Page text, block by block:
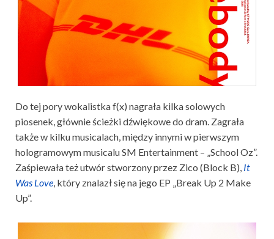
Do tej pory wokalistka f(x) nagrała kilka solowych
piosenek, głównie ścieżki dźwiękowe do dram. Zagrała
także w kilku musicalach, między innymi w pierwszym
hologramowym musicalu SM Entertainment – „School Oz”.
Zaśpiewała też utwór stworzony przez Zico (Block B), It
Was Love, który znalazł się na jego EP „Break Up 2 Make
Up”.